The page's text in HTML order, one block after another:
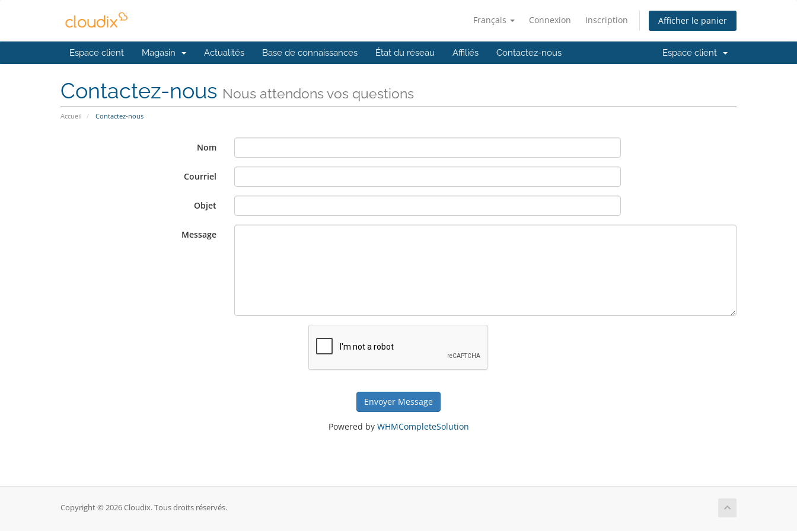
Français Connexion Inscription Afficher le panier
Espace client Magasin Actualités Base de connaissances État du réseau Affiliés Contactez-nous Espace client
Contactez-nous Nous attendons vos questions
Accueil Contactez-nous
Nom
Courriel
Objet
Message
Envoyer Message
Powered by WHMCompleteSolution
Copyright © 2026 Cloudix. Tous droits réservés.